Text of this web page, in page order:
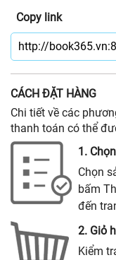
Copy link
CÁCH ĐẶT HÀNG
Chi tiết về các
thanh toán có thể
1.
Chọn
bấm
đến
2. Giỏ
Kiểm